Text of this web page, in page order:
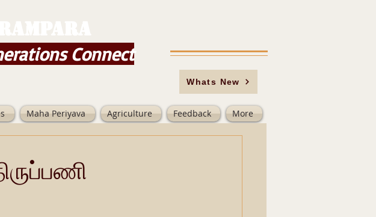
Connect
Whats New
Maha Periyava Agriculture Feedback More